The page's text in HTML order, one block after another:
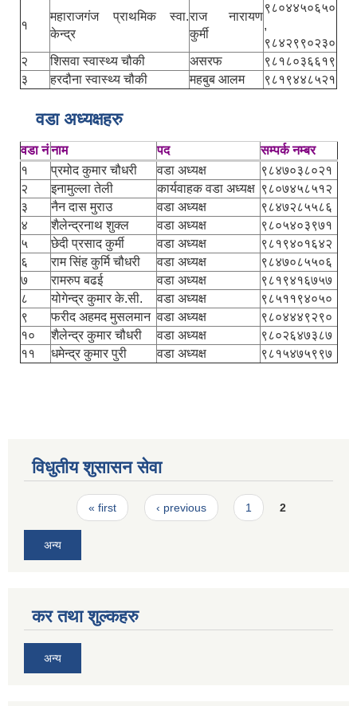
१
महाराजगंज प्राथमिक स्वा.
केन्द्र
राज नारायण
कुर्मी
९८०४४५०६५०
,
९८४२९९०२३०
२
शिसवा स्वास्थ्य चौकी असरफ
९८१८०३६६१९
३
हरदौना स्वास्थ्य चौकी महबुब आलम ९८१९४४८५२१
वडा अध्यक्षहरु
वडा नंनाम पद
सम्पर्क नम्बर
१
प्रमोद कुमार चौधरी वडा अध्यक्ष
९८४७०३८०२१
२
इनामुल्ला तेली कार्यवाहक वडा अध्यक्ष ९८०७४५८५१२
३
नैन दास मुराउ वडा अध्यक्ष
९८४७२८५५८६
४
शैलेन्द्रनाथ शुक्ल वडा अध्यक्ष
९८०५४०३९७१
५
छेदी प्रसाद कुर्मी वडा अध्यक्ष
९८१९४०१६४२
६
राम सिंह कुर्मि चौधरी वडा अध्यक्ष
९८४७०८५५०६
७
रामरुप बढई वडा अध्यक्ष
९८१९४१६७५७
८
योगेन्द्र कुमार के.सी. वडा अध्यक्ष
९८५११९४०५०
९
फरीद अहमद मुसलमान वडा अध्यक्ष
९८०४४४९२९०
१०
शैलेन्द्र कुमार चौधरी वडा अध्यक्ष
९८०२६४७३८७
११
धमेन्द्र कुमार पुरी वडा अध्यक्ष ९८१५४७५९९७
विधुतीय शुसासन सेवा
Pages« first ‹ previous 1 2
अन्य
कर तथा शुल्कहरु
अन्य